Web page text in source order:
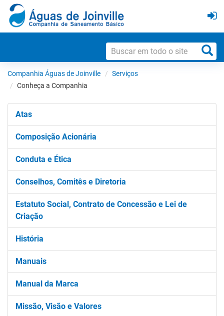
Companhia Águas de Joinville
Serviços
Conheça a Companhia
Atas
Composição Acionária
Conduta e Ética
Conselhos, Comitês e Diretoria
Estatuto Social, Contrato de Concessão e Lei de
Criação
História
Manuais
Manual da Marca
Missão, Visão e Valores